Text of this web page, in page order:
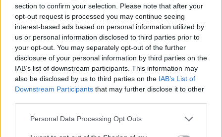
section to confirm your selection. Please note that after your
opt-out request is processed you may continue seeing
interest-based ads based on personal information utilized by
us or personal information disclosed to third parties prior to
your opt-out. You may separately opt-out of the further
disclosure of your personal information by third parties on the
IAB’s list of downstream participants. This information may
also be disclosed by us to third parties on the IAB’s List of
Downstream Participants that may further disclose it to other
Personal Data Processing Opt Outs
Tömegverekedés lett a
szűk mezőgazdasági úti
vitából Csatószegen
Kórházba szállítottak több embert,
mezőgazdasági munkagépek
rongálódtak meg, és ideiglenes
védelmi rendeleteket is kibocsátottak
konfliktus alakult ki Csatószegen egy
elsőbbségadási vita nyomán.